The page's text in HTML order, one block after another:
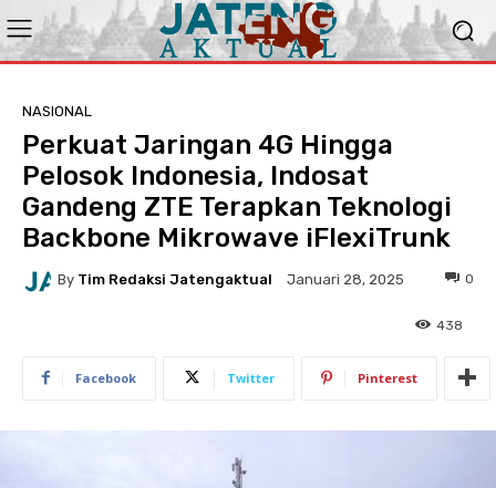
NASIONAL
Perkuat Jaringan 4G Hingga
Pelosok Indonesia, Indosat
Gandeng ZTE Terapkan Teknologi
Backbone Mikrowave iFlexiTrunk
By Tim Redaksi Jatengaktual Januari 28, 2025 0
438
Facebook Twitter Pinterest